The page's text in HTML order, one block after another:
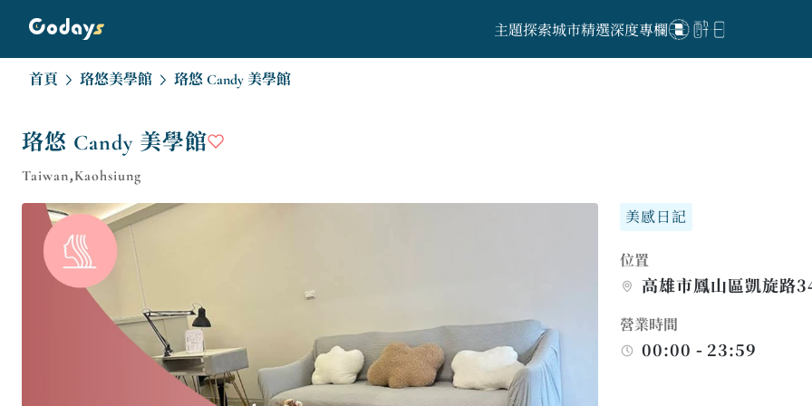
主題探索城市精選深度專欄
首頁 珞悠美學館 珞悠 Candy 美學館
珞悠 Candy 美學館
Taiwan,Kaohsiung
美感日記
位置
高雄市鳳山區凱旋路
營業時間
00:00 - 23:59